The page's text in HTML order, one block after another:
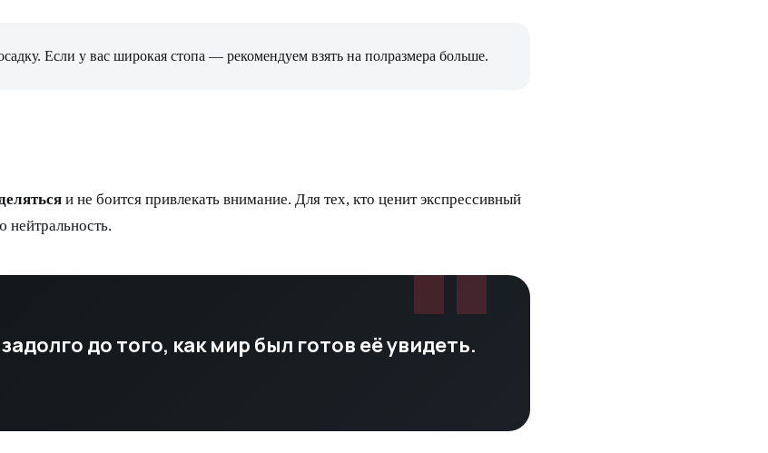
Если у вас широкая стопа — рекомендуем взять на полразмера больше.
и не боится привлекать внимание. Для тех, кто ценит экспрессивный
"
до того, как мир был готов её увидеть.